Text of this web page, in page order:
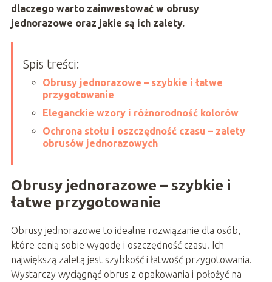
dlaczego warto zainwestować w obrusy
jednorazowe oraz jakie są ich zalety.
Spis treści:
Obrusy jednorazowe – szybkie i łatwe
przygotowanie
Eleganckie wzory i różnorodność kolorów
Ochrona stołu i oszczędność czasu – zalety
obrusów jednorazowych
Obrusy jednorazowe – szybkie i
łatwe przygotowanie
Obrusy jednorazowe to idealne rozwiązanie dla osób,
które cenią sobie wygodę i oszczędność czasu. Ich
największą zaletą jest szybkość i łatwość przygotowania.
Wystarczy wyciągnąć obrus z opakowania i położyć na